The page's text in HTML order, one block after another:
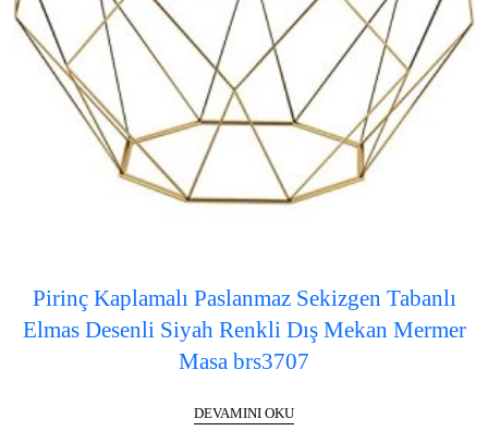
Pirinç Kaplamalı Paslanmaz Sekizgen Tabanlı
Elmas Desenli Siyah Renkli Dış Mekan Mermer
Masa brs3707
DEVAMINI OKU